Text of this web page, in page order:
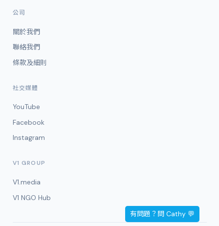
公司
關於我們
聯絡我們
條款及細則
社交媒體
YouTube
Facebook
Instagram
V1 GROUP
V1.media
V1 NGO Hub